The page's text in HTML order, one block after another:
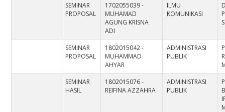
SEMINAR
PROPOSAL
1702055039 -
MUHAMAD
AGUNG KRISNA
ADI
ILMU
KOMUNIKASI
SEMINAR
PROPOSAL
1802015042 -
MUHAMMAD
AHYAR
ADMINISTRASI
PUBLIK
SEMINAR
HASIL
1802015076 -
REIFINA AZZAHRA
ADMINISTRASI
PUBLIK